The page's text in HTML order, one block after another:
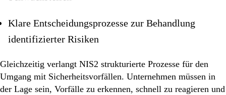
Klare Entscheidungsprozesse zur Behandlung
identifizierter Risiken
Gleichzeitig verlangt NIS2 strukturierte Prozesse für den
Umgang mit Sicherheitsvorfällen. Unternehmen müssen in
der Lage sein, Vorfälle zu erkennen, schnell zu reagieren und